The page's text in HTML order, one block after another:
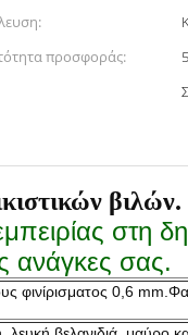
προσφοράς:
βιλών.
στη
ανάγκες σας.
φινίρισματος 0,6